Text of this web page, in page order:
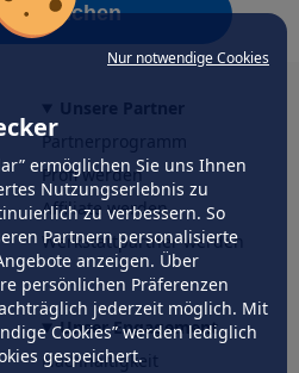
Nur notwendige Cookies
ermöglichen Sie uns Ihnen
Nutzungserlebnis zu
zu verbessern. So
Partnern personalisierte
anzeigen. Über
persönlichen Präferenzen
jederzeit möglich. Mit
Cookies” werden lediglich
gespeichert.
versuchen
Partnerprogramm
Profi werden
Affiliate werden
Werkstattpartner werden
Unser Engagement
Nachhaltigkeit